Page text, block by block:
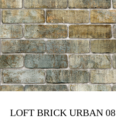
LOFT BRICK URBAN 08